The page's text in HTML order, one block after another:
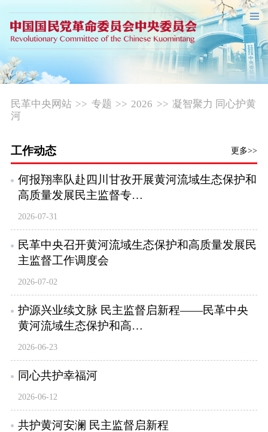
民革中央网站 >> 专题 >> 2026 >> 凝智聚力 同心护黄
河
工作动态 更多>>
何报翔率队赴四川甘孜开展黄河流域生态保护和
高质量发展民主监督专…
2026-07-31
民革中央召开黄河流域生态保护和高质量发展民
主监督工作调度会
2026-07-02
护源兴业续文脉 民主监督启新程——民革中央
黄河流域生态保护和高…
2026-06-23
同心共护幸福河
2026-06-12
共护黄河安澜 民主监督启新程